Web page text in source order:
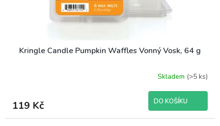
Kringle Candle Pumpkin Waffles Vonný Vosk, 64 g
Skladem (>5 ks)
119 Kč DO KOŠÍKU